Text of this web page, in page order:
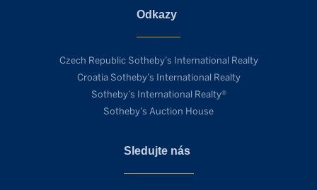
Odkazy
Czech Republic Sotheby’s International Realty
Croatia Sotheby’s International Realty
Sotheby’s International Realty®
Sotheby’s Auction House
Sledujte nás